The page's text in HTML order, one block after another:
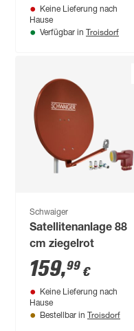
Keine Lieferung nach
Hause
Verfügbar in Troisdorf
Schwaiger
Satellitenanlage 88
cm ziegelrot
159,99 €
Keine Lieferung nach
Hause
Bestellbar in Troisdorf